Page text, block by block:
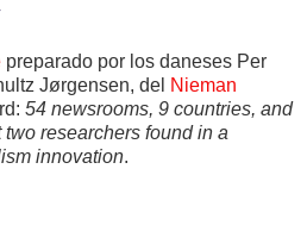
preparado por los daneses Per
Jørgensen, del Nieman
54 newsrooms, 9 countries, and
researchers found in a
innovation.